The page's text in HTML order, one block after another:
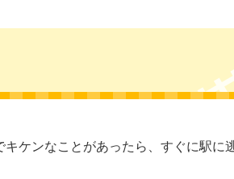
ケンなことがあったら、すぐに駅に